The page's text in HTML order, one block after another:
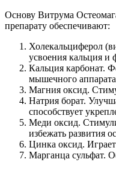
Основу Витрума
препарату обеспечивают:
Холекальциферол
усвоения кальция и
Кальция карбонат.
мышечного
Магния оксид.
Натрия борат.
способствует
Меди оксид.
избежать развития
Цинка оксид.
Марганца сульфат.